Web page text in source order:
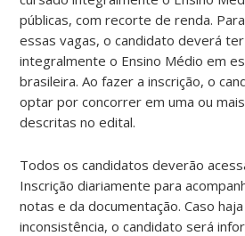
públicas, com recorte de renda.
essas vagas, o candidato deverá
integralmente o Ensino Médio em
brasileira. Ao fazer a inscrição, o
optar por concorrer em uma ou
descritas no edital.
Todos os candidatos deverão
Inscrição diariamente para
notas e da documentação. Caso
inconsistência, o candidato será